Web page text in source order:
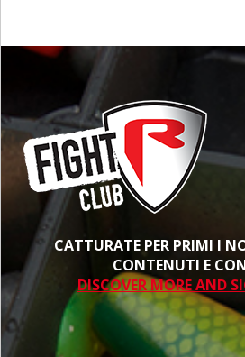
CATTURATE PER PRIMI I
CONTENUTI E
DISCOVER MORE AND